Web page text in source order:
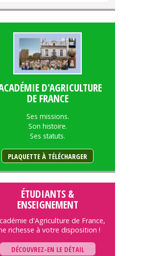
D'AGRICULTURE
DE FRANCE
Ses missions.
Son histoire.
Ses statuts.
PLAQUETTE À TÉLÉCHARGER
ÉTUDIANTS &
ENSEIGNEMENT
d'Agriculture de France,
richesse à votre disposition !
DÉCOUVREZ-EN LE DÉTAIL